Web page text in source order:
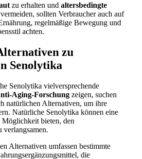
zu erhalten und altersbedingte
sollten Verbraucher auch auf
regelmäßige Bewegung und
achten.
zu
Senolytika
Senolytika vielversprechende
Aging-Forschung zeigen, suchen
natürlichen Alternativen, um ihre
Natürliche Senolytika können eine
bieten, den
verlangsamen.
Alternativen umfassen bestimmte
die